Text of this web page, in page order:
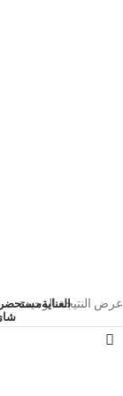
العناية
عرض النتيجة الوحيدة